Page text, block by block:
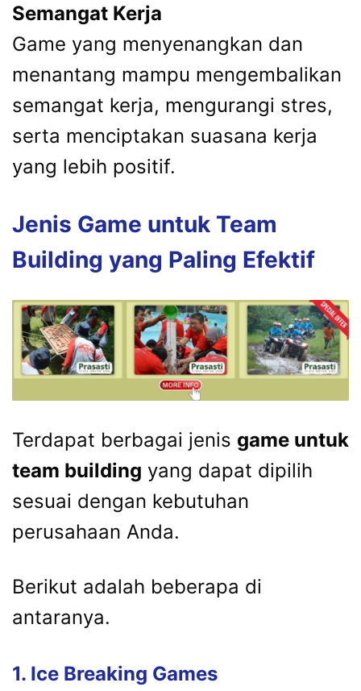
Semangat Kerja
Game yang menyenangkan dan
menantang mampu mengembalikan
semangat kerja, mengurangi stres,
serta menciptakan suasana kerja
yang lebih positif.
Jenis Game untuk Team
Building yang Paling Efektif
Terdapat berbagai jenis game untuk
team building yang dapat dipilih
sesuai dengan kebutuhan
perusahaan Anda.
Berikut adalah beberapa di
antaranya.
1. Ice Breaking Games